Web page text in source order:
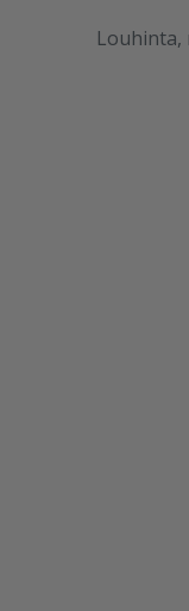
Louhinta,